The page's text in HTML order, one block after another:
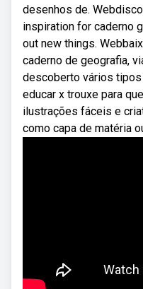
desenhos de.
inspiration for caderno
out new things.
caderno de geografia,
descoberto vários
educar x trouxe para
ilustrações fáceis e
como capa de matéria